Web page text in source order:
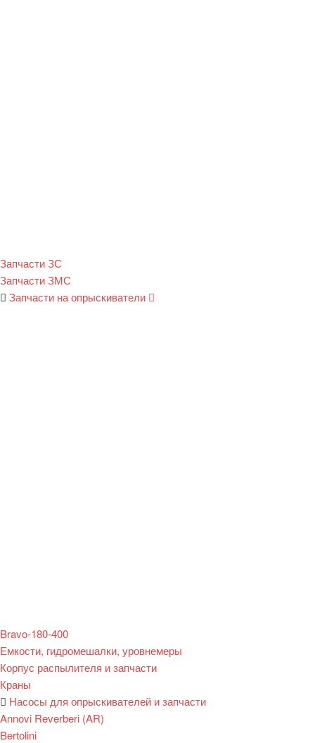
Запчасти ЗС
Запчасти ЗМС
Запчасти на опрыскиватели
Bravo-180-400
Емкости, гидромешалки, уровнемеры
Корпус распылителя и запчасти
Краны
Насосы для опрыскивателей и запчасти
Annovi Reverberi (AR)
Bertolini